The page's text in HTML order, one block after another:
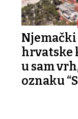
Njemački
hrvatske
u sam
oznaku